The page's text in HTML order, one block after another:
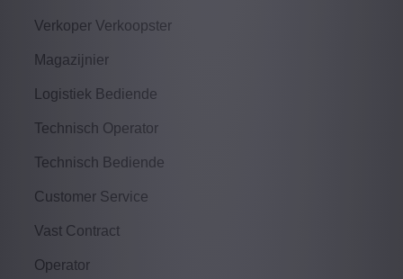
Verkoper Verkoopster
Magazijnier
Logistiek Bediende
Technisch Operator
Technisch Bediende
Customer Service
Vast Contract
Operator